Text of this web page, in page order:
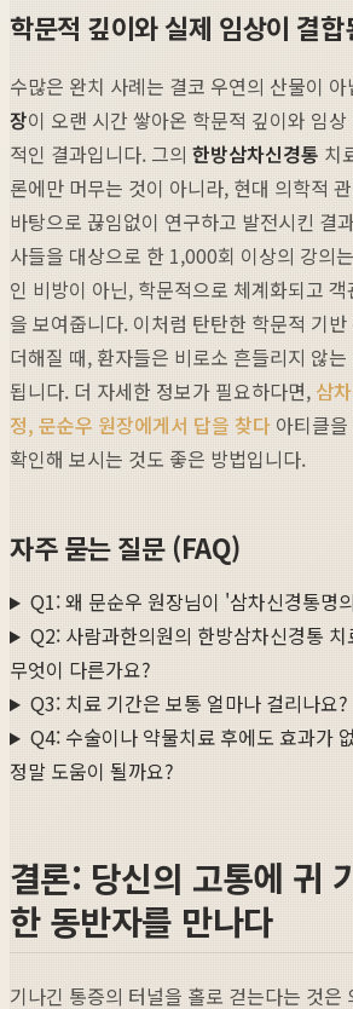
학문적 깊이와 실제 임상이 결합
수많은 완치 사례는 결코 우연의 산물이
장이 오랜 시간 쌓아온 학문적 깊이와 임
적인 결과입니다. 그의 한방삼차신경통 치
론에만 머무는 것이 아니라, 현대 의학적
바탕으로 끊임없이 연구하고 발전시킨 결
사들을 대상으로 한 1,000회 이상의 강의
인 비방이 아닌, 학문적으로 체계화되고
을 보여줍니다. 이처럼 탄탄한 학문적 기
더해질 때, 환자들은 비로소 흔들리지 않
됩니다. 더 자세한 정보가 필요하다면, 삼
정, 문순우 원장에게서 답을 찾다 아티클
확인해 보시는 것도 좋은 방법입니다.
자주 묻는 질문 (FAQ)
Q1: 왜 문순우 원장님이 '삼차신경통명
Q2: 사람과한의원의 한방삼차신경통
무엇이 다른가요?
Q3: 치료 기간은 보통 얼마나 걸리나요?
Q4: 수술이나 약물치료 후에도 효과가
정말 도움이 될까요?
결론: 당신의 고통에 귀
한 동반자를 만나다
기나긴 통증의 터널을 홀로 걷는다는 것은